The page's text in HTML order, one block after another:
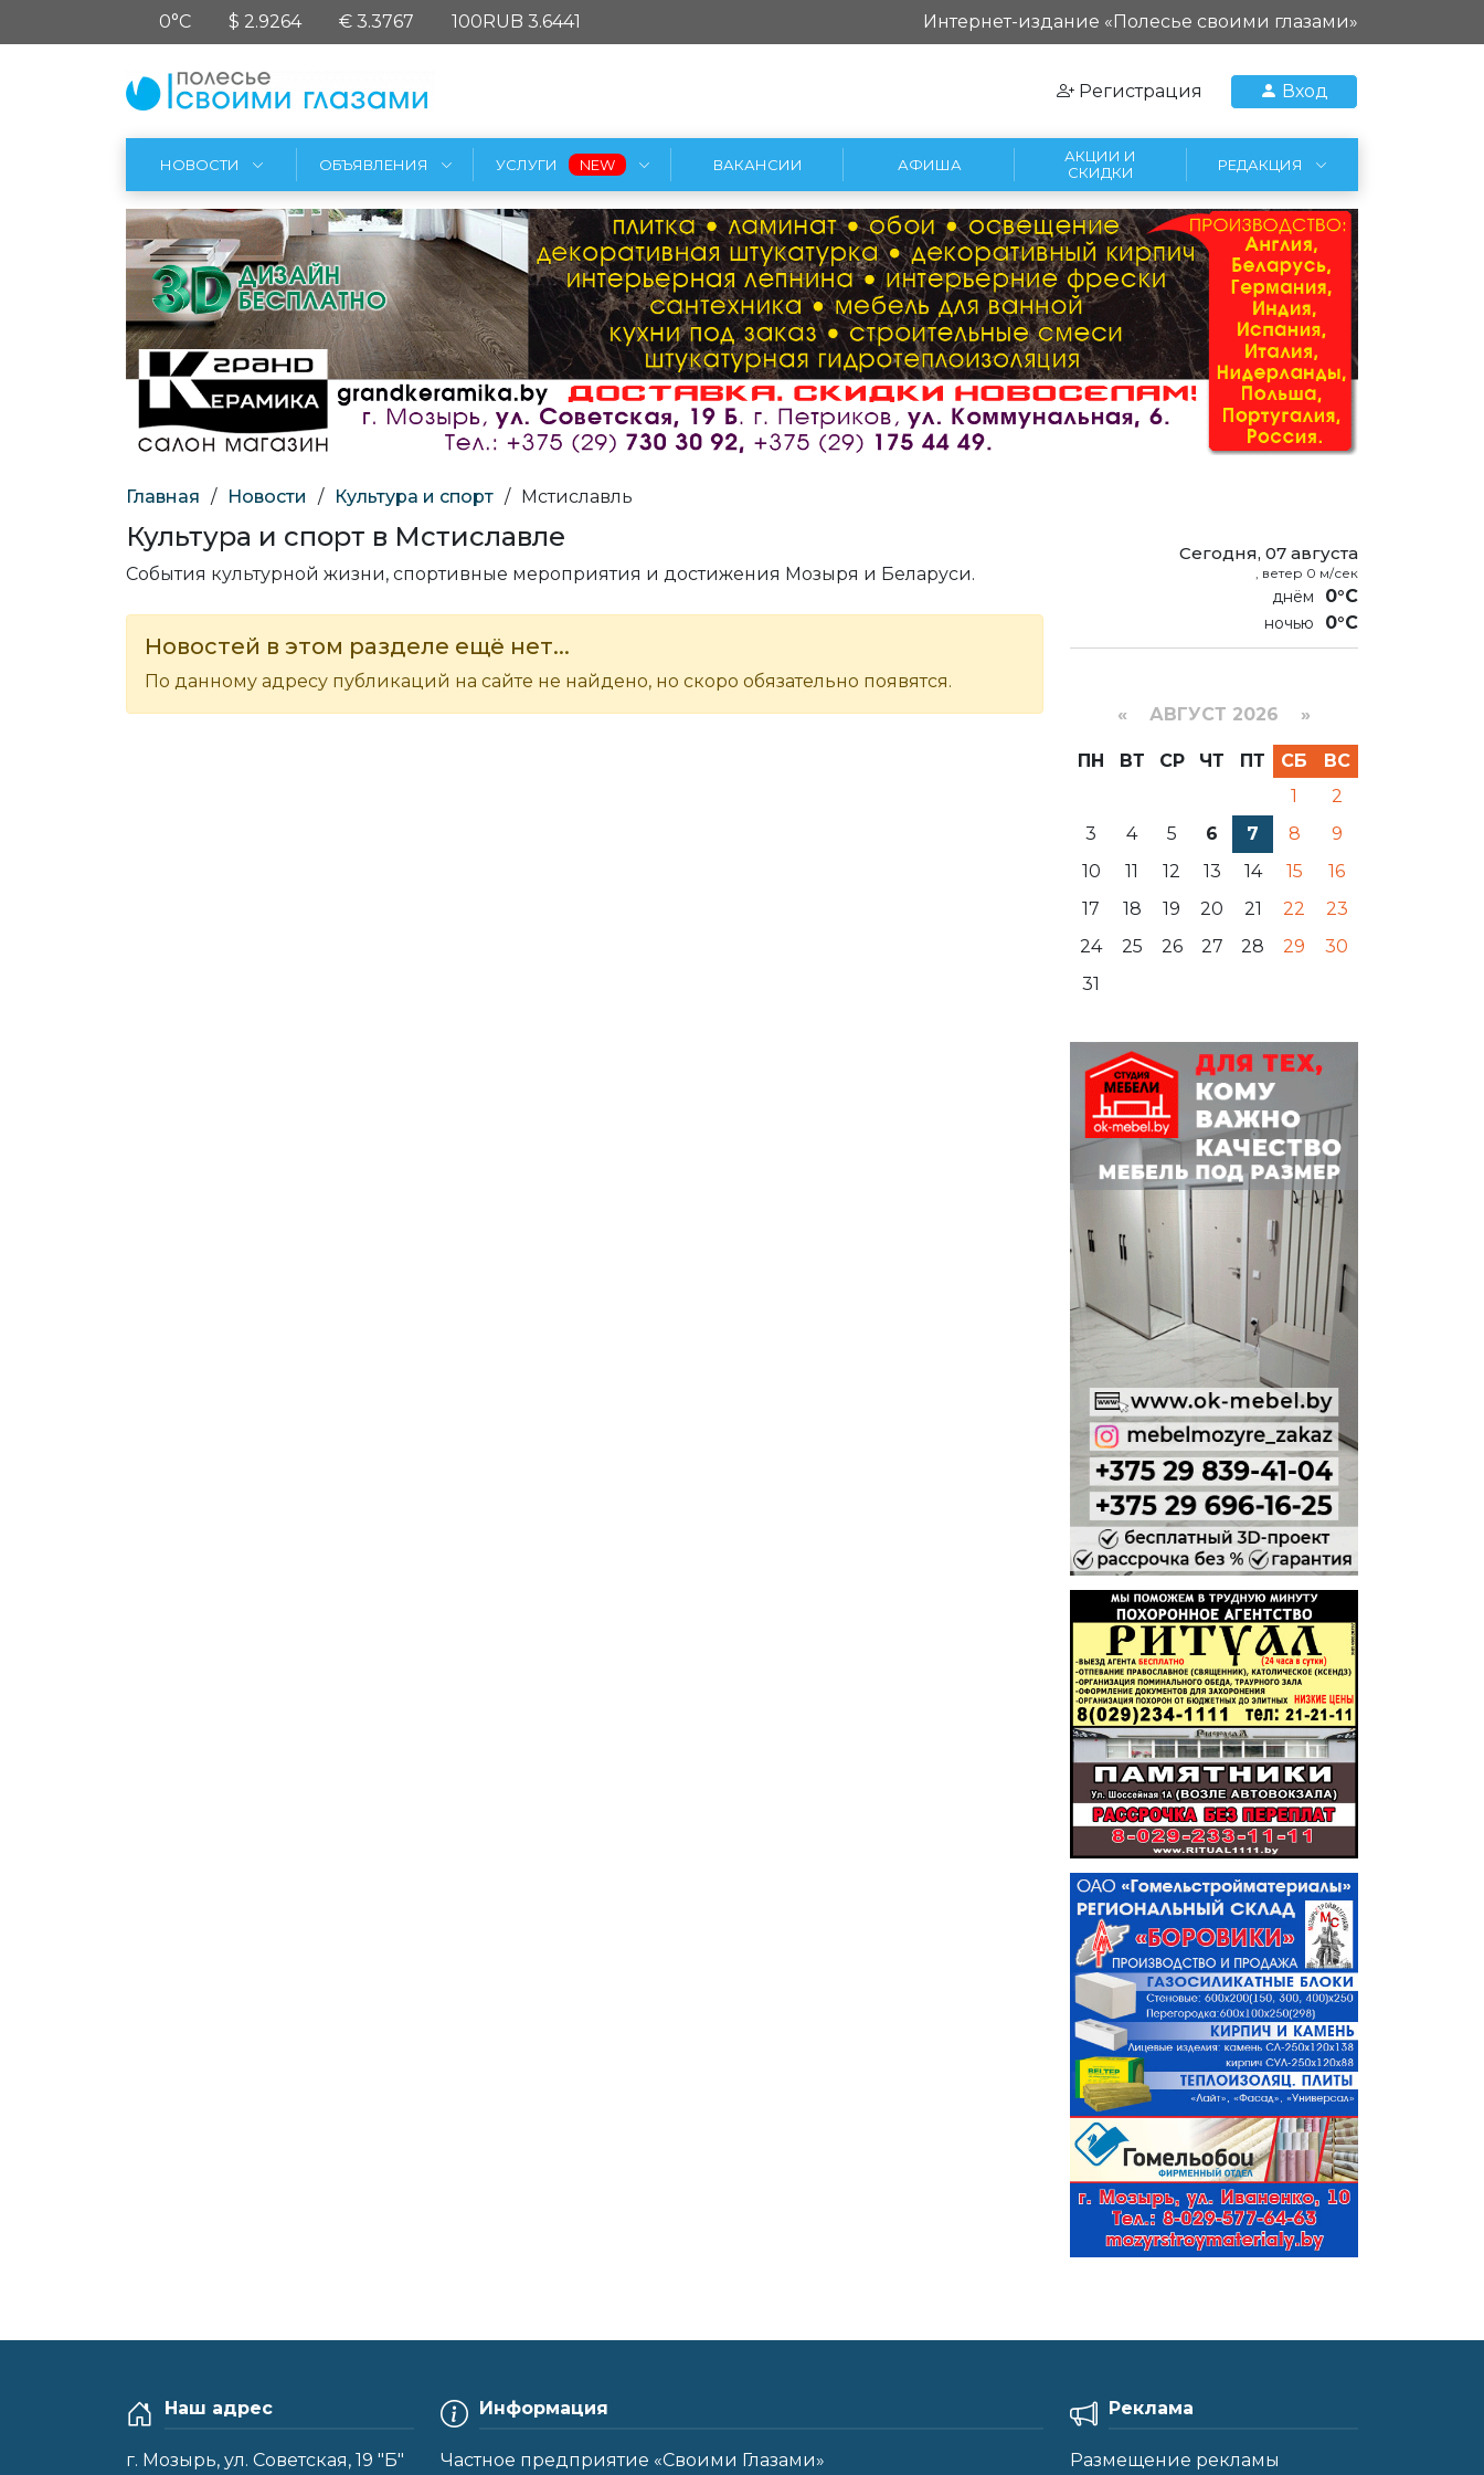
0°C $ 2.9264 € 3.3767 100RUB 3.6441 Интернет-издание «Полесье своими глазами»
Регистрация Вход
НОВОСТИ ОБЪЯВЛЕНИЯ УСЛУГИ ВАКАНСИИ АФИША
АКЦИИ И
СКИДКИ
РЕДАКЦИЯ
Главная / Новости / Культура и спорт / Мстиславль
Культура и спорт в Мстиславле
События культурной жизни, спортивные мероприятия и достижения Мозыря и Беларуси.
Новостей в этом разделе ещё нет...
По данному адресу публикаций на сайте не найдено, но скоро обязательно появятся.
Сегодня, 07 августа
, ветер 0 м/сек
0°C
0°C
« АВГУСТ 2026 »
ПН ВТ СР ЧТ ПТ СБ
ВС
1
2
3
4 5 6 7 8
9
10
11 12 13 14 15
16
17
18 19 20 21 22
23
24
25 26 27 28 29
30
31
Наш адрес
г. Мозырь, ул. Советская, 19 "Б"
Информация
Частное предприятие «Своими Глазами»
Реклама
Размещение рекламы